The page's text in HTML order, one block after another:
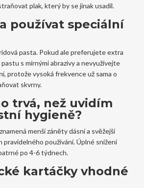
plak, který by se jinak usadil.
používat speciální
pasta. Pokud ale preferujete extra
s mírnými abrazivy a nevyužívejte
protože vysoká frekvence už sama o
skvrny.
trvá, než uvidím
hygieně?
menší záněty dásní a svěžejší
pravidelného používání. Úplné snížení
po 4-6 týdnech.
kartáčky vhodné